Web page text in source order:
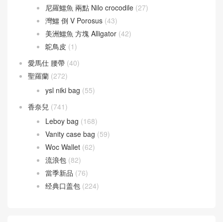
尼羅鱷魚 兩點 Nilo crocodile (27)
灣鱷 倒 V Porosus (43)
美洲鱷魚 方塊 Alligator (42)
鴕鳥皮 (1)
愛馬仕 腰帶 (40)
聖羅蘭 (272)
ysl niki bag (55)
香奈兒 (741)
Leboy bag (168)
Vanity case bag (59)
Woc Wallet (62)
流浪包 (82)
當季新品 (76)
经典口盖包 (224)